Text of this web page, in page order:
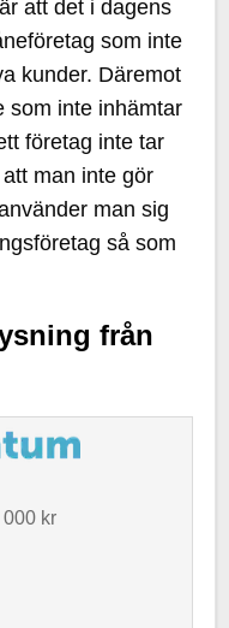
att det i dagens
som inte
kunder. Däremot
som inte inhämtar
företag inte tar
man inte gör
man sig
så som
från
kr